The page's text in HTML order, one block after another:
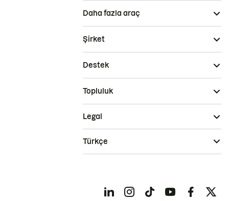
Daha fazla araç
Şirket
Destek
Topluluk
Legal
Türkçe